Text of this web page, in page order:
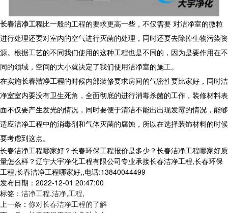
长春洁净工程比一般的工程的要求更高一些，不仅需要 对洁净室的微粒
进行处理还要对室内的空气进行灭菌的处理，同时还要去除掉生物污染资
源。根据工艺的不同我们使用的这种工程也是不同的，因为是要作用在不
同的领域，空间的大小就决定了我们使用洁净室的施工。
在实施长春洁净工程的时候内部装修要求房间的气密性要比家好，同时洁
净室室内要没有卫生死角，全面彻底的进行消毒杀菌的工作，装修材料表
面不仅要产生发光的情况，同时要便于清洁不能出出现发霉的情况，能够
适应洁净工程中的消毒剂和气体灭菌的腐蚀，所以在选择装饰材料的时候
要考虑到这点。
长春洁净工程哪家好？长春环保工程报价是多少？长春洁净工程哪家好质
量怎么样？辽宁大宇净化工程有限公司专业承接长春洁净工程,长春环保
工程,长春洁净工程哪家好,,电话:13840044499
发布日期：2022-12-01 20:47:00
标签： 洁净工程,洁净,工程,
上一条： 你对长春洁净工程的了解